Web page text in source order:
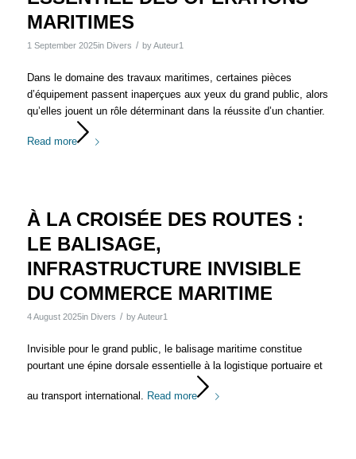
MARITIMES
1 September 2025in Divers / byAuteur1
Dans le domaine des travaux maritimes, certaines pièces
d’équipement passent inaperçues aux yeux du grand public, alors
qu’elles jouent un rôle déterminant dans la réussite d’un chantier.
Read more
À LA CROISÉE DES ROUTES :
LE BALISAGE,
INFRASTRUCTURE INVISIBLE
DU COMMERCE MARITIME
4 August 2025in Divers / byAuteur1
Invisible pour le grand public, le balisage maritime constitue
pourtant une épine dorsale essentielle à la logistique portuaire et
au transport international. Read more